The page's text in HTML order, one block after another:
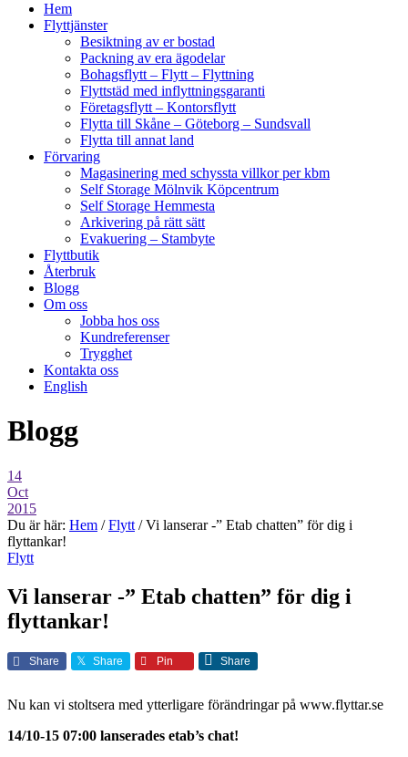
Hem
Flyttjänster
Besiktning av er bostad
Packning av era ägodelar
Bohagsflytt – Flytt – Flyttning
Flyttstäd med inflyttningsgaranti
Företagsflytt – Kontorsflytt
Flytta till Skåne – Göteborg – Sundsvall
Flytta till annat land
Förvaring
Magasinering med schyssta villkor per kbm
Self Storage Mölnvik Köpcentrum
Self Storage Hemmesta
Arkivering på rätt sätt
Evakuering – Stambyte
Flyttbutik
Återbruk
Blogg
Om oss
Jobba hos oss
Kundreferenser
Trygghet
Kontakta oss
English
Blogg
14
Oct
2015
Du är här: Hem / Flytt /Vi lanserar -” Etab chatten” för dig i
flyttankar!
Flytt
Vi lanserar -” Etab chatten” för dig i
flyttankar!
Share Share Pin Share
Nu kan vi stoltsera med ytterligare förändringar på www.flyttar.se
14/10-15 07:00 lanserades etab’s chat!